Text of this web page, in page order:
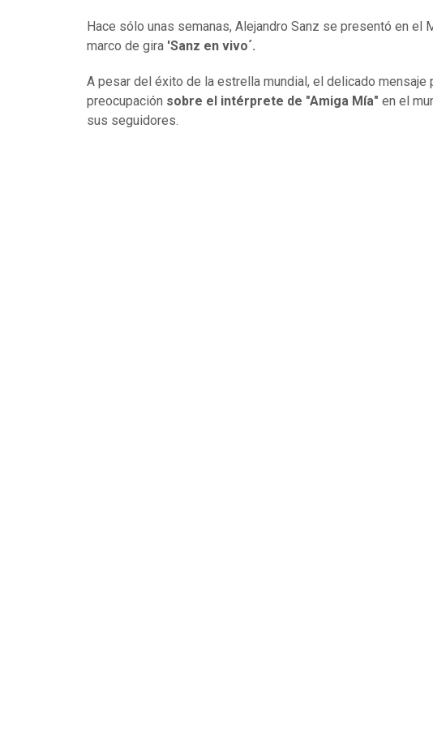
Hace sólo unas semanas, Alejandro Sanz se presentó en el
marco de gira 'Sanz en vivo´.
A pesar del éxito de la estrella mundial, el delicado mensaje
preocupación sobre el intérprete de "Amiga Mía" en el
sus seguidores.